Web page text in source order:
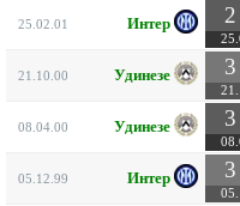
25.02.01 Интер
21.10.00 Удинезе
08.04.00 Удинезе
05.12.99 Интер